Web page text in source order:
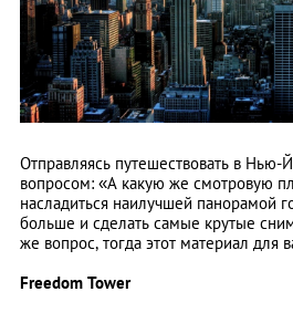
Отправляясь путешествовать в Нью-
вопросом: «А какую же смотровую
насладиться наилучшей панорамой
больше и сделать самые крутые
же вопрос, тогда этот материал для
Freedom Tower